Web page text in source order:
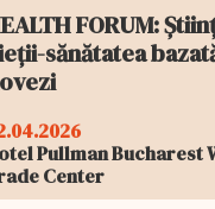
FORUM:
sănătatea
Pullman Bucharest
Center